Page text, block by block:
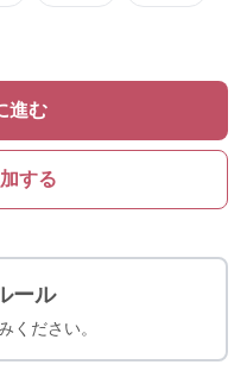
進む
する
ール
ください。